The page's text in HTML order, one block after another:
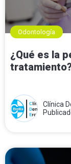
Odontología
¿Qué es la
Clínica